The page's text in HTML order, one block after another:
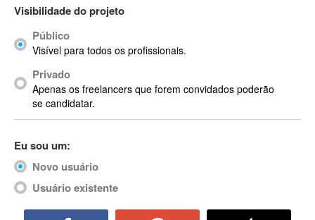
ACPI
Acrobat X
ACT
Actian
Actimize
ActionScript 3
Active Directory
ActiveCollab
ActiveX
Visibilidade do projeto
Público
Visível para todos os profissionais.
Privado
Apenas os freelancers que forem convidados poderão
se candidatar.
Eu sou um:
Novo usuário
Usuário existente